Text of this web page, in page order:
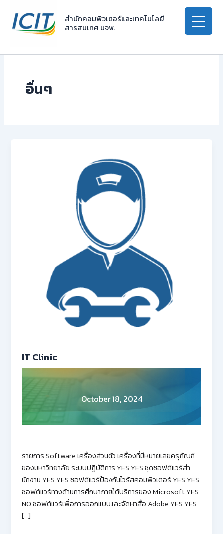
content
สำนักคอมพิวเตอร์และเทคโนโลยี
สารสนเทศ มจพ.
อื่นๆ
IT Clinic
October 18, 2024
รายการ Software เครื่องส่วนตัว เครื่องที่มีหมายเลขครุภัณฑ์
ของมหาวิทยาลัย ระบบปฏิบัติการ YES YES ชุดซอฟต์แวร์สํา
นักงาน YES YES ซอฟต์แวร์ป้องกันไวรัสคอมพิวเตอร์ YES YES
ซอฟต์แวร์ทางด้านการศึกษาภายใต้บริการของ Microsoft YES
NO ซอฟต์แวร์เพื่อการออกแบบและจัดหาสื่อ Adobe YES YES
[…]